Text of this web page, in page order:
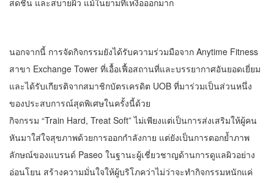
สดชื่น และสบายผิว แม้ในยามที่เหงื่อออกมาก
นอกจากนี้ การจัดกิจกรรมยังได้รับความร่วมมือจาก Anytime Fitness
สาขา Exchange Tower ที่เอื้อเฟื้อสถานที่และบรรยากาศอันยอดเยี่ยม
และได้รับเกียรติจากสมาชิกบัตรเครดิต UOB ที่มาร่วมเป็นส่วนหนึ่ง
ของประสบการณ์สุดพิเศษในครั้งนี้ด้วย
กิจกรรม “Train Hard, Treat Soft” ไม่เพียงแต่เป็นการส่งเสริมให้ผู้คน
หันมาใส่ใจสุขภาพด้วยการออกกำลังกาย แต่ยังเป็นการตอกย้ำภาพ
ลักษณ์ของแบรนด์ Paseo ในฐานะผู้เชี่ยวชาญด้านการดูแลผิวอย่าง
อ่อนโยน สร้างความมั่นใจให้ผู้บริโภคว่าไม่ว่าจะทำกิจกรรมหนักแค่